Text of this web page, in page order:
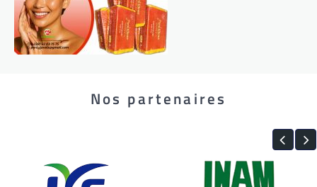
Nos partenaires